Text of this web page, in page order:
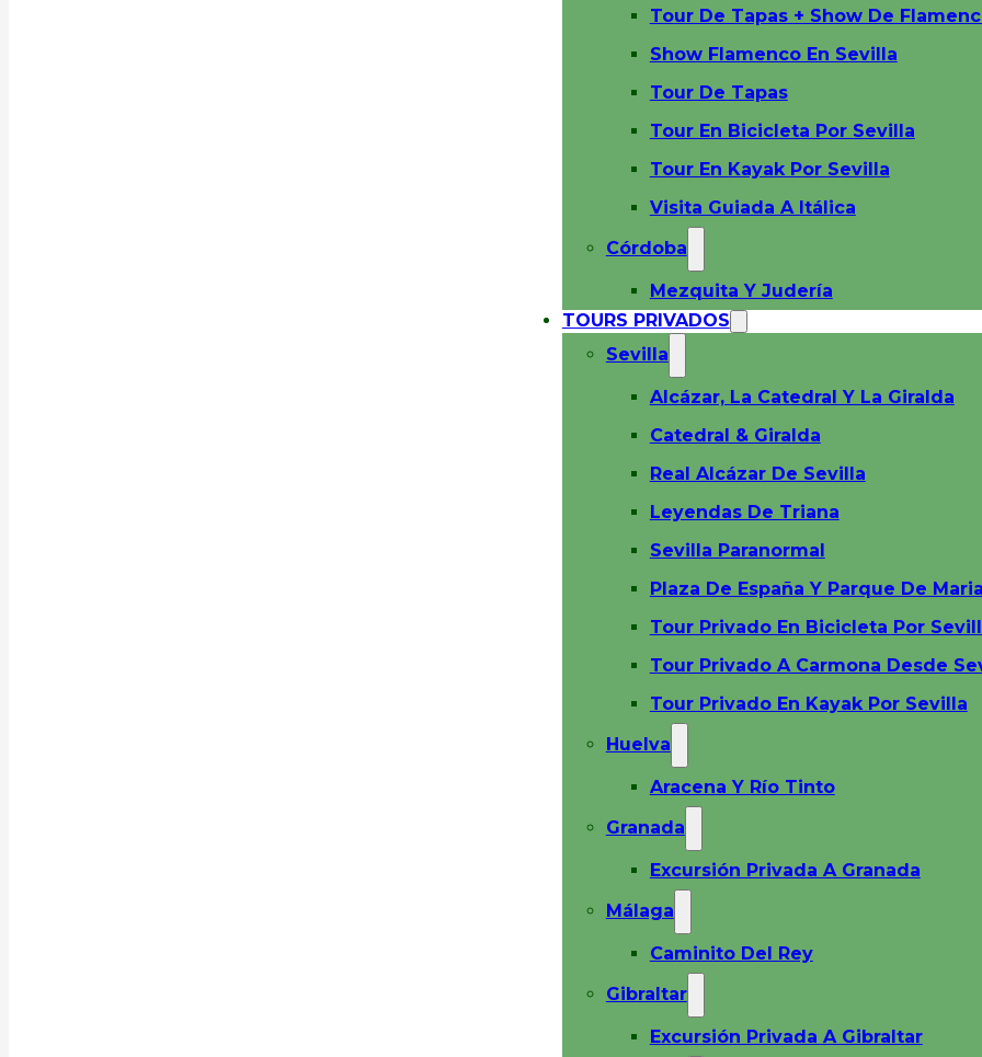
Tour De Tapas + Show De
Show Flamenco En Sevilla
Tour De Tapas
Tour En Bicicleta Por Sevilla
Tour En Kayak Por Sevilla
Visita Guiada A Itálica
Córdoba
Mezquita Y Judería
TOURS PRIVADOS
Sevilla
Alcázar, La Catedral Y La Giralda
Catedral & Giralda
Real Alcázar De Sevilla
Leyendas De Triana
Sevilla Paranormal
Plaza De España Y Parque De
Tour Privado En Bicicleta Por
Tour Privado A Carmona Desde
Tour Privado En Kayak Por Sevilla
Huelva
Aracena Y Río Tinto
Granada
Excursión Privada A Granada
Málaga
Caminito Del Rey
Gibraltar
Excursión Privada A Gibraltar